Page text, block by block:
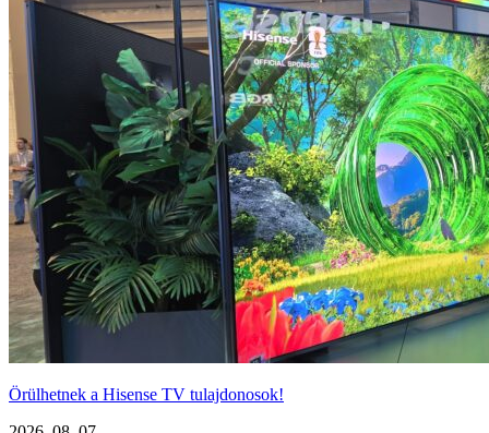
Örülhetnek a Hisense TV tulajdonosok!